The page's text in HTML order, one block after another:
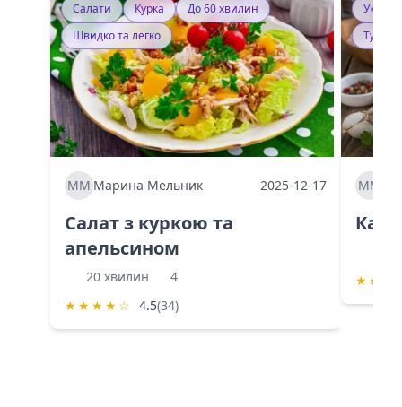
Салати Курка
До 60 хвилин
Швидко та легко
ММ Марина Мельник 2025-12-17
Салат з куркою та
апельсином
20 хвилин
4
★ ★ ★ ★ ☆ 4.5(34)
ММ
★ ★